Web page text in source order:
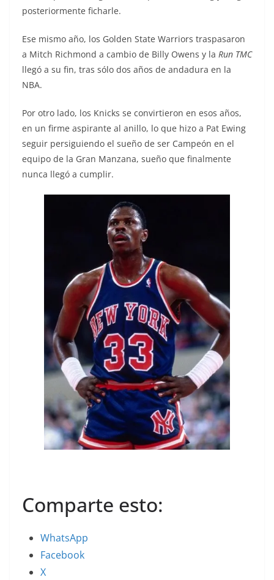
posteriormente ficharle.
Ese mismo año, los Golden State Warriors traspasaron
a Mitch Richmond a cambio de Billy Owens y la Run TMC
llegó a su fin, tras sólo dos años de andadura en la
NBA.
Por otro lado, los Knicks se convirtieron en esos años,
en un firme aspirante al anillo, lo que hizo a Pat Ewing
seguir persiguiendo el sueño de ser Campeón en el
equipo de la Gran Manzana, sueño que finalmente
nunca llegó a cumplir.
Comparte esto:
WhatsApp
Facebook
X